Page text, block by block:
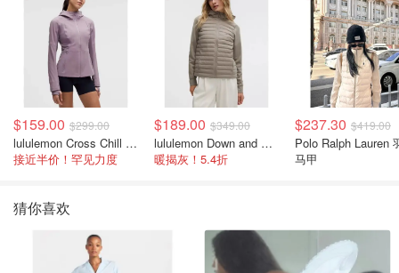
$159.00 $299.00
lululemon Cross Chill 女士运动外套
接近半价！罕见力度
$189.00 $349.00
lululemon Down and Around 羽绒夹克
暖揭灰！5.4折
$237.30 $419.00
Polo Ralph Lauren
马甲
猜你喜欢